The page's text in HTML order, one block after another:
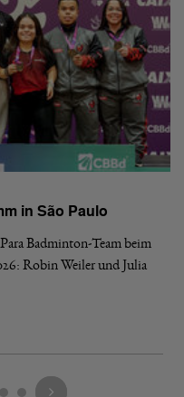
in São Paulo
Badminton-Team beim
Robin Weiler und Julia